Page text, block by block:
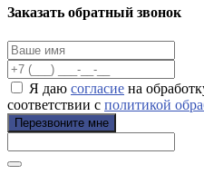
Заказать обратный звонок
Я даю согласие на
соответствии с политикой
Перезвоните мне